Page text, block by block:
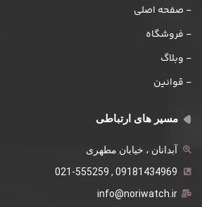
- صفحه اصلی
- فروشگاه
- وبلاگ
- قوانین
مسیر های ارتباطی
آبدانان ، خیابان مطهری
09181434969 , 021-555259
info@noriwatch.ir